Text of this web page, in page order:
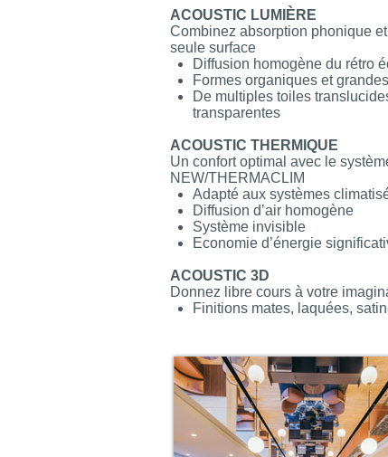
ACOUSTIC LUMIÈRE
Combinez absorption phonique
seule surface
Diffusion homogène du rétro
Formes organiques et
De multiples toiles
transparentes
ACOUSTIC THERMIQUE
Un confort optimal avec le
NEW/THERMACLIM
Adapté aux systèmes
Diffusion d’air homogène
Système invisible
Economie d’énergie
ACOUSTIC 3D
Donnez libre cours à votre
Finitions mates, laquées,